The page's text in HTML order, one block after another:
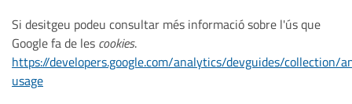
Si desitgeu podeu consultar més informació sobre l'ús que
Google fa de les cookies.
https://developers.google.com/analytics/devguides/collection/
usage